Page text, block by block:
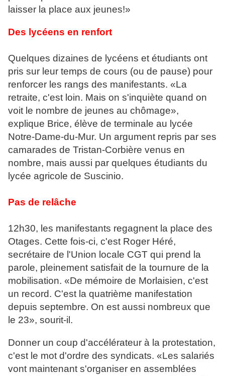
laisser la place aux jeunes!»
Des lycéens en renfort
Quelques dizaines de lycéens et étudiants ont
pris sur leur temps de cours (ou de pause) pour
renforcer les rangs des manifestants. «La
retraite, c'est loin. Mais on s'inquiète quand on
voit le nombre de jeunes au chômage»,
explique Brice, élève de terminale au lycée
Notre-Dame-du-Mur. Un argument repris par ses
camarades de Tristan-Corbière venus en
nombre, mais aussi par quelques étudiants du
lycée agricole de Suscinio.
Pas de relâche
12h30, les manifestants regagnent la place des
Otages. Cette fois-ci, c'est Roger Héré,
secrétaire de l'Union locale CGT qui prend la
parole, pleinement satisfait de la tournure de la
mobilisation. «De mémoire de Morlaisien, c'est
un record. C'est la quatrième manifestation
depuis septembre. On est aussi nombreux que
le 23», sourit-il.
Donner un coup d'accélérateur à la protestation,
c'est le mot d'ordre des syndicats. «Les salariés
vont maintenant s'organiser en assemblées